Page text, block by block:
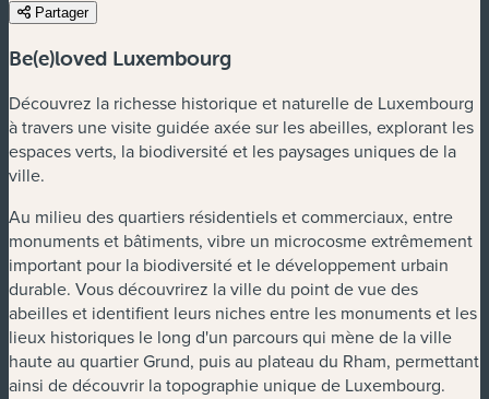
Partager
Be(e)loved Luxembourg
Découvrez la richesse historique et naturelle de Luxembourg
à travers une visite guidée axée sur les abeilles, explorant les
espaces verts, la biodiversité et les paysages uniques de la
ville.
Au milieu des quartiers résidentiels et commerciaux, entre
monuments et bâtiments, vibre un microcosme extrêmement
important pour la biodiversité et le développement urbain
durable. Vous découvrirez la ville du point de vue des
abeilles et identifient leurs niches entre les monuments et les
lieux historiques le long d'un parcours qui mène de la ville
haute au quartier Grund, puis au plateau du Rham, permettant
ainsi de découvrir la topographie unique de Luxembourg.